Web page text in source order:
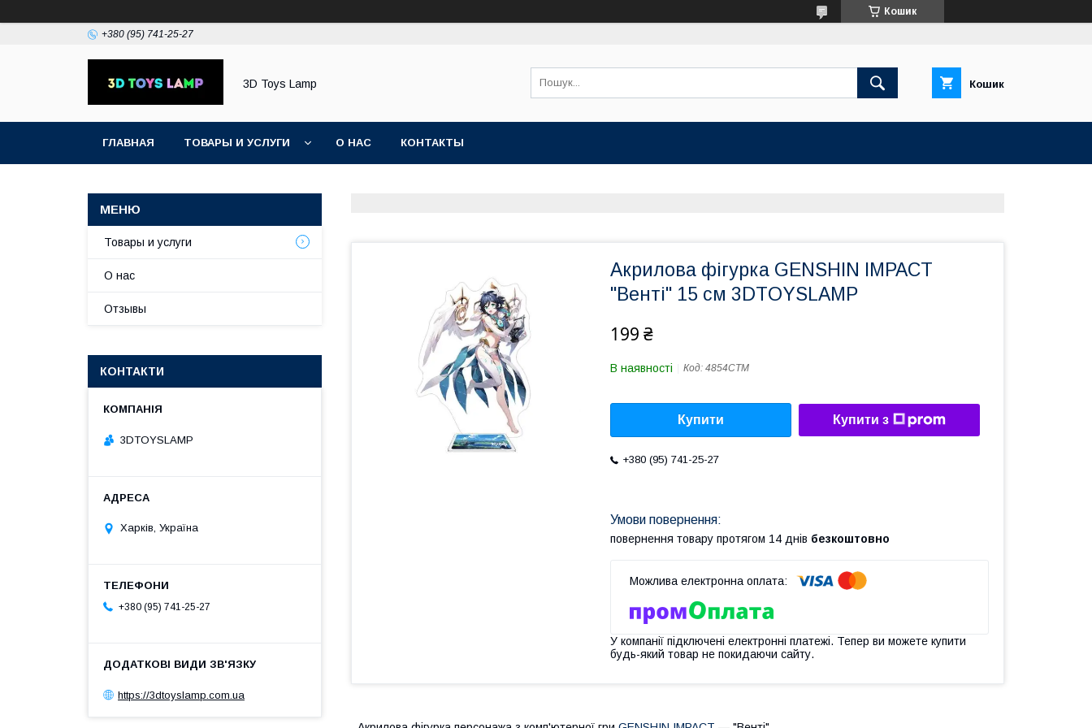
Кошик
+380 (95) 741-25-27
3D Toys Lamp Кошик
ГЛАВНАЯ ТОВАРЫ И УСЛУГИ О НАС КОНТАКТЫ
Акрилова фігурка GENSHIN IMPACT
"Венті" 15 см 3DTOYSLAMP
199 ₴
В наявності Код: 4854СТМ
Купити Купити з
+380 (95) 741-25-27
повернення товару протягом 14 днів безкоштовно
У компанії підключені електронні платежі. Тепер ви можете купити
будь-який товар не покидаючи сайту.
Товары и услуги
О нас
Отзывы
КОНТАКТИ
3DTOYSLAMP
Харків, Україна
+380 (95) 741-25-27
https://3dtoyslamp.com.ua